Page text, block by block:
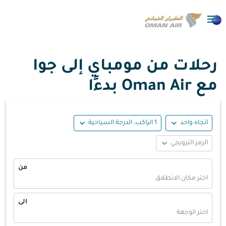

رحلات من مومباي إلى جوا
مع Oman Air بدءًا
اتجاه واحد expand_more 1 الراكب, الدرجة السياحية expand_more
الرمز الترويجي expand_more
من
اختر مكان الانطلاق
الى
اختر الوجهة